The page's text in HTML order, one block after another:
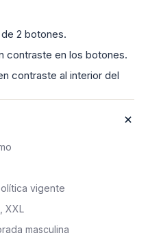
2 botones.
contraste en los botones.
contraste al interior del
vigente
XXL
masculina